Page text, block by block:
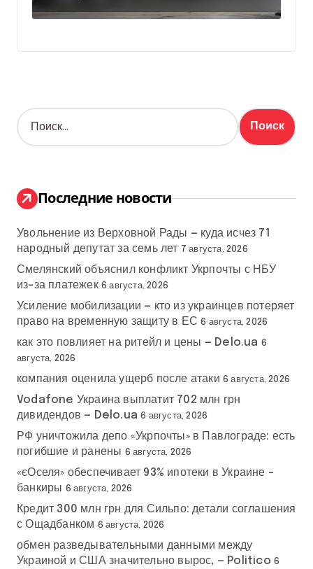
Н
а
:
Последние новости
Увольнение из Верховной Рады — куда исчез 71
народный депутат за семь лет 7 августа, 2026
Смелянский объяснил конфликт Укрпочты с НБУ
из-за платежек 6 августа, 2026
Усиление мобилизации — кто из украинцев потеряет
право на временную защиту в ЕС 6 августа, 2026
как это повлияет на ритейл и цены — Delo.ua 6
августа, 2026
компания оценила ущерб после атаки 6 августа, 2026
Vodafone Украина выплатит 702 млн грн
дивидендов — Delo.ua 6 августа, 2026
РФ уничтожила депо «Укрпочты» в Павлограде: есть
погибшие и ранены 6 августа, 2026
«єОселя» обеспечивает 93% ипотеки в Украине –
банкиры 6 августа, 2026
Кредит 300 млн грн для Сильпо: детали соглашения
с Ощадбанком 6 августа, 2026
обмен разведывательными данными между
Украиной и США значительно вырос, — Politico 6